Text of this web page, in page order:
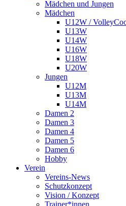
Mädchen und Jungen
Mädchen
U12W /
U13W
U14W
U16W
U18W
U20W
Jungen
U12M
U13M
U14M
Damen 2
Damen 3
Damen 4
Damen 5
Damen 6
Hobby
Verein
Vereins-News
Schutzkonzept
Vision / Konzept
Trainer*innen